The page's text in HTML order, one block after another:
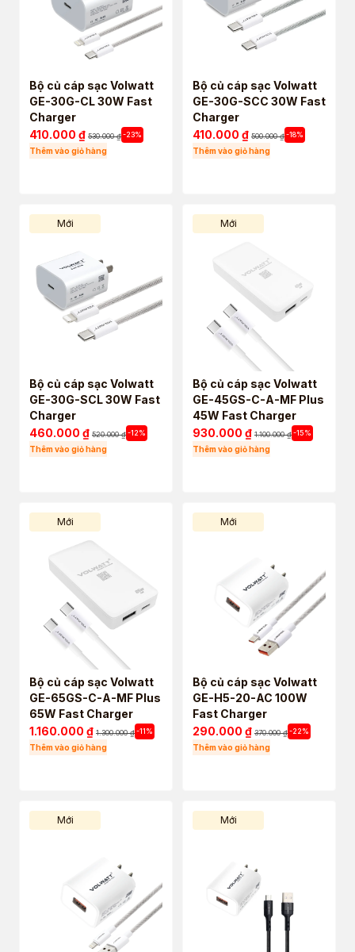
Bộ củ cáp sạc Volwatt
GE-30G-CL 30W Fast
Charger
410.000 ₫ 530.000₫-23%
Thêm vào giỏ hàng
Bộ củ cáp sạc Volwatt
GE-30G-SCC 30W Fast
Charger
410.000 ₫ 500.000₫-18%
Thêm vào giỏ hàng
Mới
Bộ củ cáp sạc Volwatt
GE-30G-SCL 30W Fast
Charger
460.000 ₫ 520.000₫-12%
Thêm vào giỏ hàng
Mới
Bộ củ cáp sạc Volwatt
GE-45GS-C-A-MF Plus
45W Fast Charger
930.000 ₫ 1.100.000₫-15%
Thêm vào giỏ hàng
Mới
Bộ củ cáp sạc Volwatt
GE-65GS-C-A-MF Plus
65W Fast Charger
1.160.000 ₫ 1.300.000₫-11%
Thêm vào giỏ hàng
Mới
Bộ củ cáp sạc Volwatt
GE-H5-20-AC 100W
Fast Charger
290.000 ₫ 370.000₫-22%
Thêm vào giỏ hàng
Mới Mới